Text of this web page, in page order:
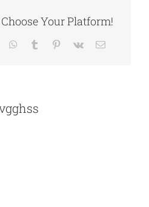
tempus.
Your Platform!
WhatsApp
Tumblr Pinterest
Vk Email